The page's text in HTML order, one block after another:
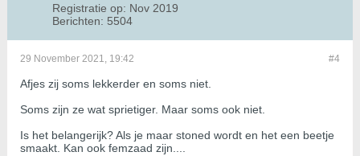
Registratie op: Nov 2019
Berichten: 5504
#4
29 November 2021, 19:42
Afjes zij soms lekkerder en soms niet.
Soms zijn ze wat sprietiger. Maar soms ook niet.
Is het belangerijk? Als je maar stoned wordt en het een beetje
smaakt. Kan ook femzaad zijn....